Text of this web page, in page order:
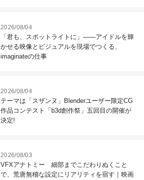
2026/08/04
「君も、スポットライトに」――アイドルを輝
かせる映像とビジュアルを現場でつくる、
imaginateの仕事
2026/08/04
テーマは「スザンヌ」Blenderユーザー限定CG
作品コンテスト「b3d創作祭」五回目の開催が
決定!
2026/08/03
VFXアナトミー 細部までこだわりぬくこと
で、荒唐無稽な設定にリアリティを宿す｜映画